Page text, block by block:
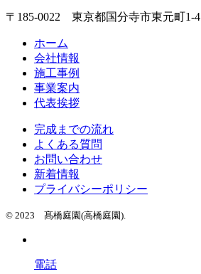
〒185-0022 東京都国分寺市東元町1-4
ホーム
会社情報
施工事例
事業案内
代表挨拶
完成までの流れ
よくある質問
お問い合わせ
新着情報
プライバシーポリシー
© 2023 髙橋庭園(高橋庭園).
電話